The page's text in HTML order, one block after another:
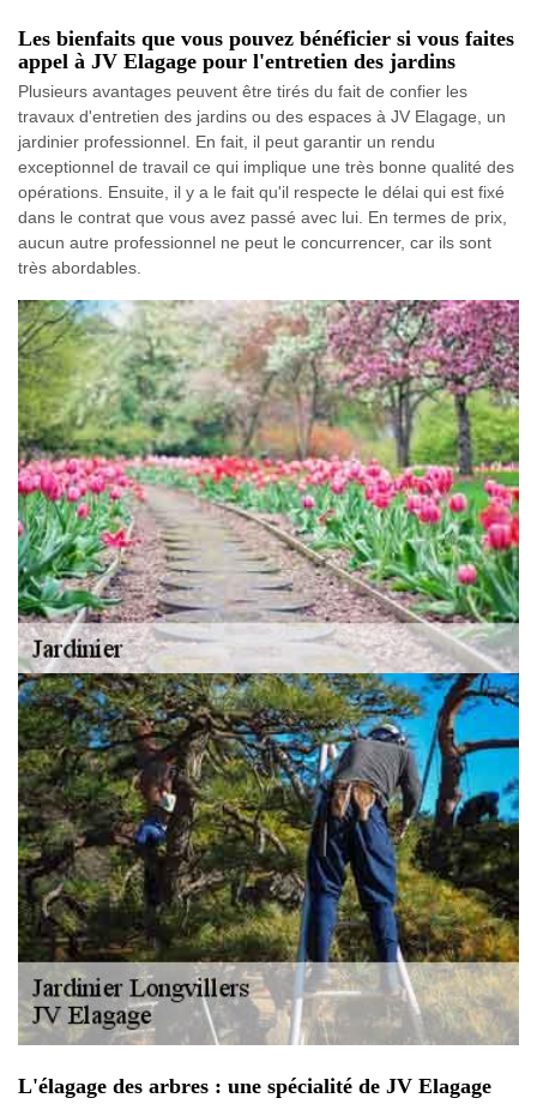
Les bienfaits que vous pouvez bénéficier si vous faites
appel à JV Elagage pour l'entretien des jardins
Plusieurs avantages peuvent être tirés du fait de confier les
travaux d'entretien des jardins ou des espaces à JV Elagage, un
jardinier professionnel. En fait, il peut garantir un rendu
exceptionnel de travail ce qui implique une très bonne qualité des
opérations. Ensuite, il y a le fait qu'il respecte le délai qui est fixé
dans le contrat que vous avez passé avec lui. En termes de prix,
aucun autre professionnel ne peut le concurrencer, car ils sont
très abordables.
L'élagage des arbres : une spécialité de JV Elagage